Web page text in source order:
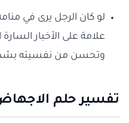
لو كان الرجل يرى في
علامة على الأخبار
وتحسن من نفسيته
تفسير حلم